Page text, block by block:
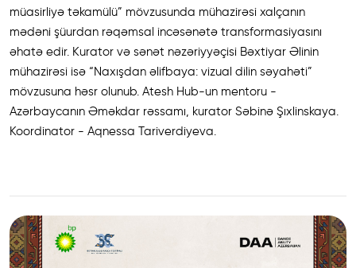
müasirliyə təkamülü” mövzusunda mühazirəsi xalçanın
mədəni şüurdan rəqəmsal incəsənətə transformasiyasını
əhatə edir. Kurator və sənət nəzəriyyəçisi Bəxtiyar Əlinin
mühazirəsi isə “Naxışdan əlifbaya: vizual dilin səyahəti”
mövzusuna həsr olunub. Atesh Hub-un mentoru -
Azərbaycanın Əməkdar rəssamı, kurator Səbinə Şıxlinskaya.
Koordinator - Aqnessa Tariverdiyeva.